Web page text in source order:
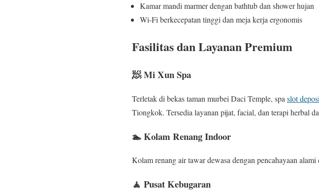
Kamar mandi marmer dengan bathtub dan shower hujan
Wi-Fi berkecepatan tinggi dan meja kerja ergonomis
Fasilitas dan Layanan Premium
🧖 Mi Xun Spa
Terletak di bekas taman murbei Daci Temple, spa slot
Tiongkok. Tersedia layanan pijat, facial, dan terapi herbal
🏊 Kolam Renang Indoor
Kolam renang air tawar dewasa dengan pencahayaan
🧘 Pusat Kebugaran